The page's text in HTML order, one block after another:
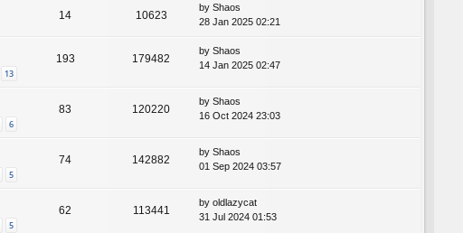
14 10623
by Shaos
28 Jan 2025 02:21
13
193 179482
by Shaos
14 Jan 2025 02:47
6
83 120220
by Shaos
16 Oct 2024 23:03
5
74 142882
by Shaos
01 Sep 2024 03:57
5
62 113441
by oldlazycat
31 Jul 2024 01:53